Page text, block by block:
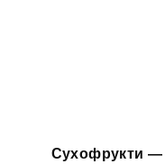
Сухофрукти —